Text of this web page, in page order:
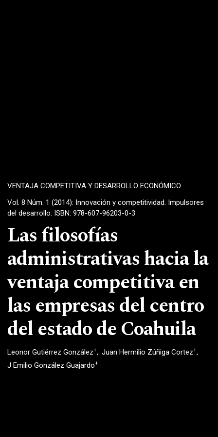
VENTAJA COMPETITIVA Y DESARROLLO ECONÓMICO
Vol. 8 Núm. 1 (2014): Innovación y competitividad. Impulsores
del desarrollo. ISBN: 978-607-96203-0-3
Las filosofías
administrativas hacia la
ventaja competitiva en
las empresas del centro
del estado de Coahuila
Leonor Gutiérrez González+ Juan Hermilio Zúñiga Cortez+
J Emilio González Guajardo+